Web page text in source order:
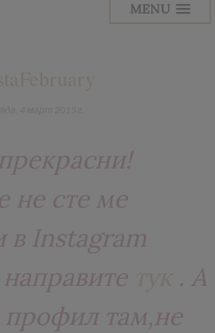
MENU
не сте ме
в Instagram
. А
профил там,не